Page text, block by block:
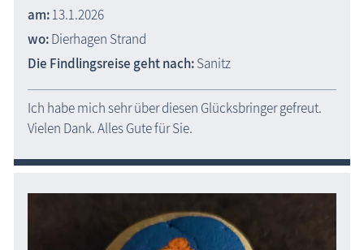
am:13.1.2026
wo:Dierhagen Strand
Die Findlingsreise geht nach:Sanitz
Ich habe mich sehr über diesen Glücksbringer gefreut.
Vielen Dank. Alles Gute für Sie.